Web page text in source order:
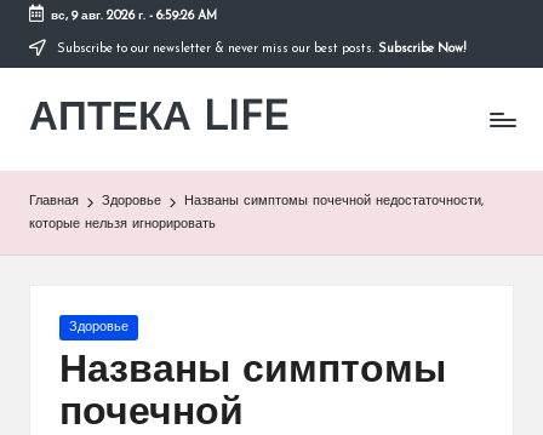
Перейти
содержимому
вс, 9 авг. 2026 г.- 6:59:27 AM
Subscribe to our newsletter & never miss our best posts. Subscribe Now!
АПТЕКА LIFE
сайт
Главная Здоровье
Названы симптомы почечной недостаточности,
которые нельзя игнорировать
Опубликовано
Здоровье
Названы симптомы
почечной